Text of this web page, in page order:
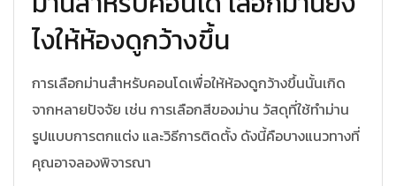
ไงให้ห้องดูกว้างขึ้น
การเลือกม่านสำหรับคอนโดเพื่อให้ห้องดูกว้างขึ้นนั้นเกิด
จากหลายปัจจัย เช่น การเลือกสีของม่าน วัสดุที่ใช้ทำม่าน
รูปแบบการตกแต่ง และวิธีการติดตั้ง ดังนี้คือบางแนวทางที่
คุณอาจลองพิจารณา